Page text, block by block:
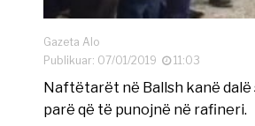
Gazeta Alo
Publikuar: 07/01/2019
11:03
Naftëtarët në Ballsh kanë
parë që të punojnë në rafineri.